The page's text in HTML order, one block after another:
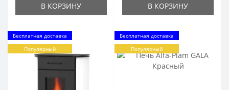
В КОРЗИНУ В КОРЗИНУ
Бесплатная доставка
Популярный
Бесплатная доставка
Популярный